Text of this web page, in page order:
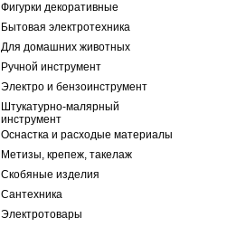
Фигурки декоративные
Бытовая электротехника
Для домашних животных
Ручной инструмент
Электро и бензоинструмент
Штукатурно-малярный
инструмент
Оснастка и расходые материалы
Метизы, крепеж, такелаж
Скобяные изделия
Сантехника
Электротовары